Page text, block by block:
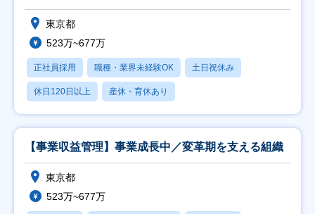
東京都
523万~677万
正社員採用 職種・業界未経験OK 土日祝休み
休日120日以上 産休・育休あり
【事業収益管理】事業成長中／変革期を支える組織
東京都
523万~677万